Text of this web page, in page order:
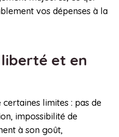
vos dépenses à la
et en
limites : pas de
impossibilité de
à son goût,